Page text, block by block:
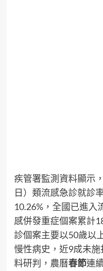
疾管署監測資料顯示
日）類流感急診就診
10.26%，全國已進入
感併發重症個案累計
診個案主要以50歲以
慢性病史，近9成未
料研判，農曆春節連